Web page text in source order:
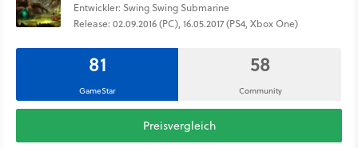
Entwickler: Swing Swing Submarine
Release: 02.09.2016 (PC), 16.05.2017 (PS4, Xbox One)
81
GameStar
58
Community
Preisvergleich